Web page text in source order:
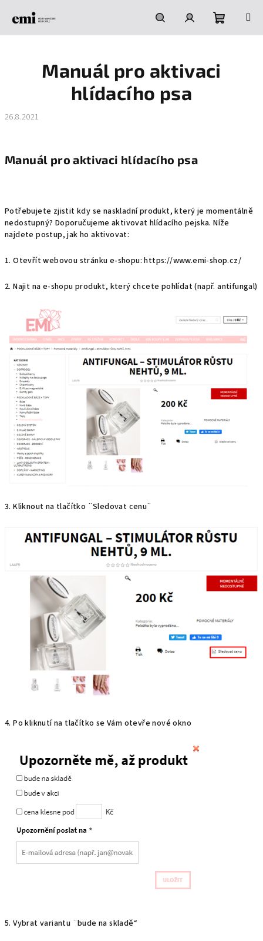
HledatPřihlášeníNákupní
košík
Manuál pro aktivaci
hlídacího psa
26.8.2021
Manuál pro aktivaci hlídacího psa
Potřebujete zjistit kdy se naskladní produkt, který je momentálně
nedostupný? Doporučujeme aktivovat hlídacího pejska. Níže
najdete postup, jak ho aktivovat:
1. Otevřít webovou stránku e-shopu:https://www.emi-shop.cz/
2. Najit na e-shopu produkt, který chcete pohlídat (např. antifungal)
3. Kliknout na tlačítko ¨Sledovat cenu¨
4. Po kliknutí na tlačítko se Vám otevře nové okno
5. Vybrat variantu ¨bude na skladě“